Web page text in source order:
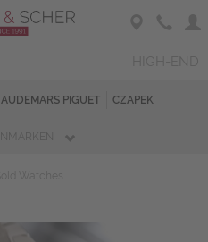
AUDEMARS PIGUET CZAPEK